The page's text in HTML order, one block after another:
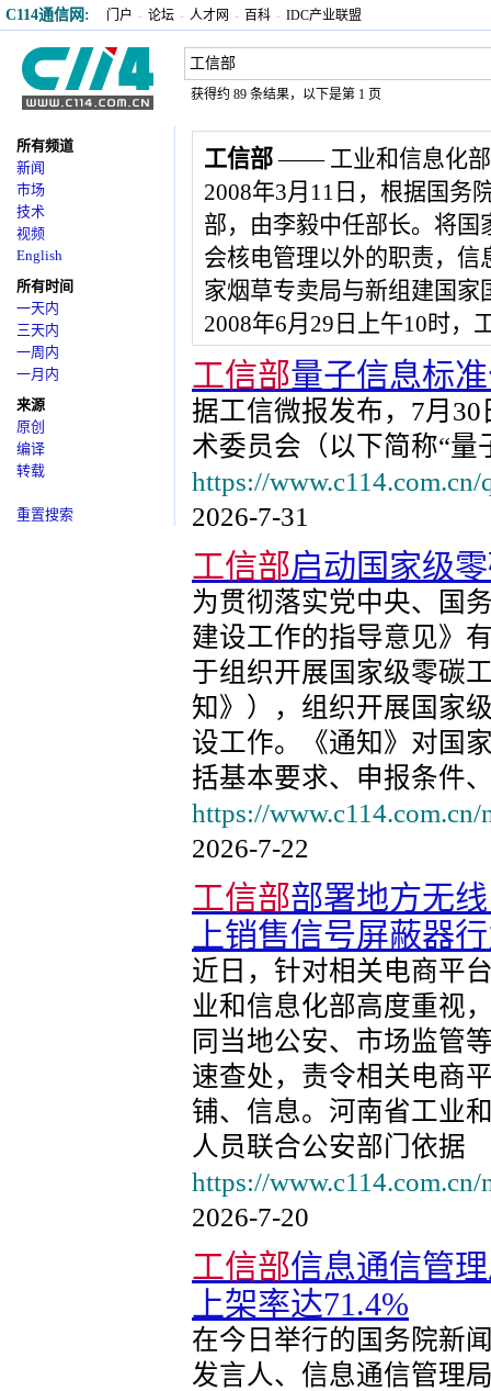
C114通信网: 门户 - 论坛 - 人才网 - 百科 - IDC产业联盟
获得约 89 条结果，以下是第 1 页
所有频道
新闻
市场
技术
视频
English
所有时间
一天内
三天内
一周内
一月内
来源
原创
编译
转载
重置搜索
工信部—— 工业和信息化部
2008年3月11日，根据国务
部，由李毅中任部长。将
会核电管理以外的职责，
家烟草专卖局与新组建国
2008年6月29日上午10时，
工信部量子信息标
据工信微报发布，7月
术委员会（以下简称“
https://
2026-7-31
工信部启动国家级
为贯彻落实党中央、国
建设工作的指导意见》
于组织开展国家级零碳
知》），组织开展国家
设工作。《通知》对国
括基本要求、申报条件
https://
2026-7-22
工信部部署地方无
上销售信号屏蔽器
近日，针对相关电商平
业和信息化部高度重视
同当地公安、市场监管
速查处，责令相关电商
铺、信息。河南省工业
人员联合公安部门依据
https://
2026-7-20
工信部信息通信管
上架率达71.4%
在今日举行的国务院新
发言人、信息通信管理